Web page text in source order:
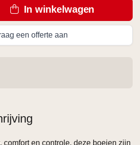
In winkelwagen
een offerte aan
comfort en controle, deze boeien zijn